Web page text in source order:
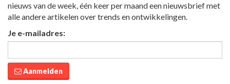
nieuws van de week, één keer per maand een nieuwsbrief met
alle andere artikelen over trends en ontwikkelingen.
Je e-mailadres:
Aanmelden